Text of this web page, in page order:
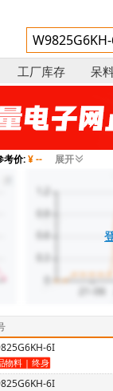
工厂库存 呆
考价:¥ -- 展开
6I
6I